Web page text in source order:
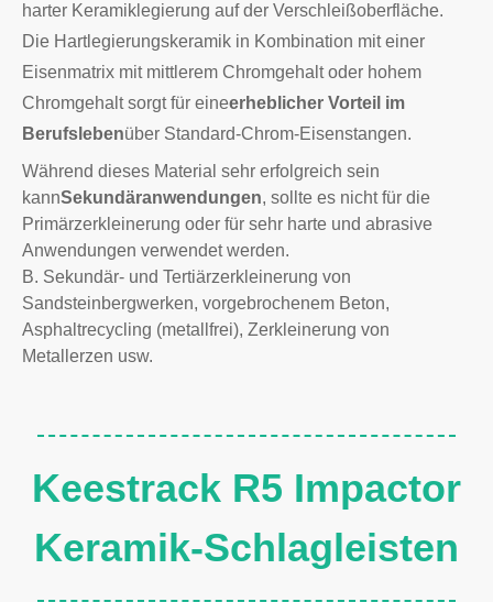
harter Keramiklegierung auf der Verschleißoberfläche.
Die Hartlegierungskeramik in Kombination mit einer
Eisenmatrix mit mittlerem Chromgehalt oder hohem
Chromgehalt sorgt für eineerheblicher Vorteil im
Berufslebenüber Standard-Chrom-Eisenstangen.
Während dieses Material sehr erfolgreich sein
kannSekundäranwendungen, sollte es nicht für die
Primärzerkleinerung oder für sehr harte und abrasive
Anwendungen verwendet werden.
B. Sekundär- und Tertiärzerkleinerung von
Sandsteinbergwerken, vorgebrochenem Beton,
Asphaltrecycling (metallfrei), Zerkleinerung von
Metallerzen usw.
Keestrack R5 Impactor
Keramik-Schlagleisten